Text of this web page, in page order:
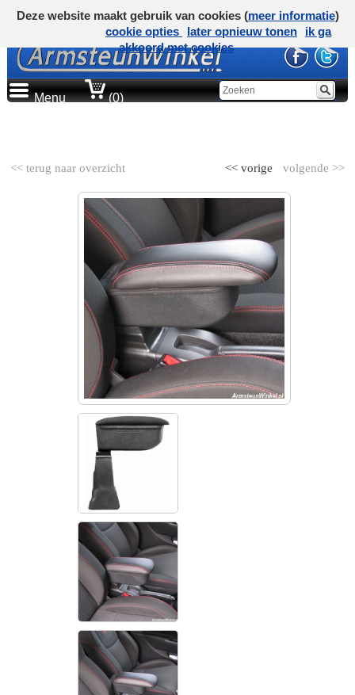
Menu (0)
<< terug naar overzicht volgende >>
<< vorige
Deze website maakt gebruik van cookies (meer informatie)
cookie opties
later opnieuw tonen
ik ga
akkoord met cookies